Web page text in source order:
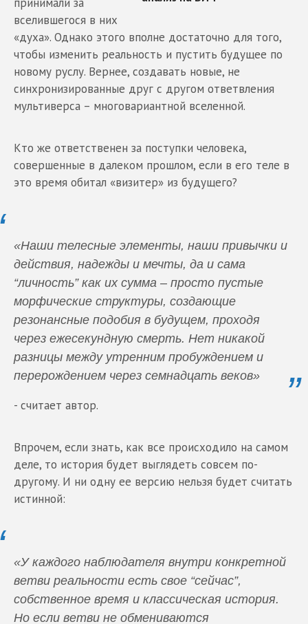
вселившегося в них
«духа». Однако этого вполне достаточно для того,
чтобы изменить реальность и пустить будущее по
новому руслу. Вернее, создавать новые, не
синхронизированные друг с другом ответвления
мультиверса – многовариантной вселенной.
Кто же ответственен за поступки человека,
совершенные в далеком прошлом, если в его теле в
это время обитал «визитер» из будущего?
«Наши телесные элементы, наши привычки и
действия, надежды и мечты, да и сама
“личность” как их сумма – просто пустые
морфические структуры, создающие
резонансные подобия в будущем, проходя
через ежесекундную смерть. Нет никакой
разницы между утренним пробуждением и
перерождением через семнадцать веков»
- считает автор.
Впрочем, если знать, как все происходило на самом
деле, то история будет выглядеть совсем по-
другому. И ни одну ее версию нельзя будет считать
истинной:
«У каждого наблюдателя внутри конкретной
ветви реальности есть свое “сейчас”,
собственное время и классическая история.
Но если ветви не обмениваются